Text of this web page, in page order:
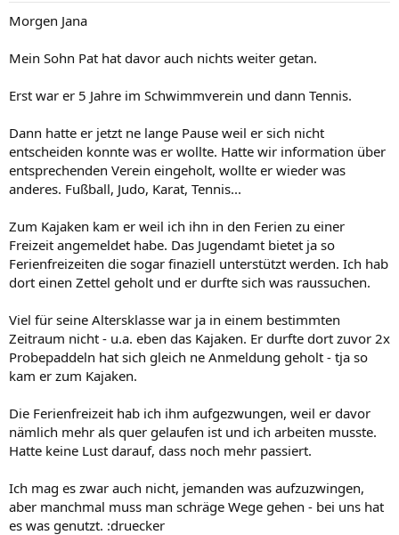
Morgen Jana
Mein Sohn Pat hat davor auch nichts weiter getan.
Erst war er 5 Jahre im Schwimmverein und dann Tennis.
Dann hatte er jetzt ne lange Pause weil er sich nicht
entscheiden konnte was er wollte. Hatte wir information über
entsprechenden Verein eingeholt, wollte er wieder was
anderes. Fußball, Judo, Karat, Tennis...
Zum Kajaken kam er weil ich ihn in den Ferien zu einer
Freizeit angemeldet habe. Das Jugendamt bietet ja so
Ferienfreizeiten die sogar finaziell unterstützt werden. Ich hab
dort einen Zettel geholt und er durfte sich was raussuchen.
Viel für seine Altersklasse war ja in einem bestimmten
Zeitraum nicht - u.a. eben das Kajaken. Er durfte dort zuvor 2x
Probepaddeln hat sich gleich ne Anmeldung geholt - tja so
kam er zum Kajaken.
Die Ferienfreizeit hab ich ihm aufgezwungen, weil er davor
nämlich mehr als quer gelaufen ist und ich arbeiten musste.
Hatte keine Lust darauf, dass noch mehr passiert.
Ich mag es zwar auch nicht, jemanden was aufzuzwingen,
aber manchmal muss man schräge Wege gehen - bei uns hat
es was genutzt. :druecker